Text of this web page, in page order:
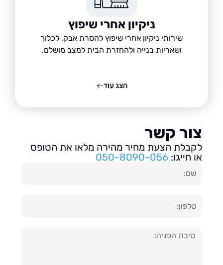
ניקיון אחרי שיפוץ
שירותי ניקיון אחרי שיפוץ להסרת אבק, לכלוך
ושאריות בנייה ולהחזרת הבית למצב מושלם.
קשר
הצעת מחיר מהירה מלאו את הטופס
חייגו:050-8090-056